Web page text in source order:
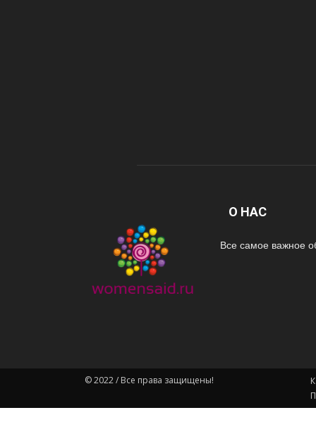
О НАС
Все самое важное
© 2022 / Все права защищены!